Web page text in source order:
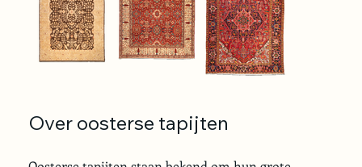
Over oosterse tapijten